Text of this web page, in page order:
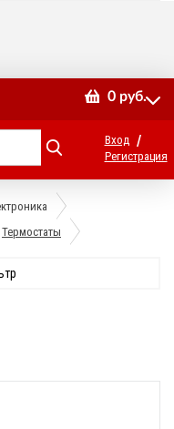
0 руб.
Вход /
Регистрация
Термостаты